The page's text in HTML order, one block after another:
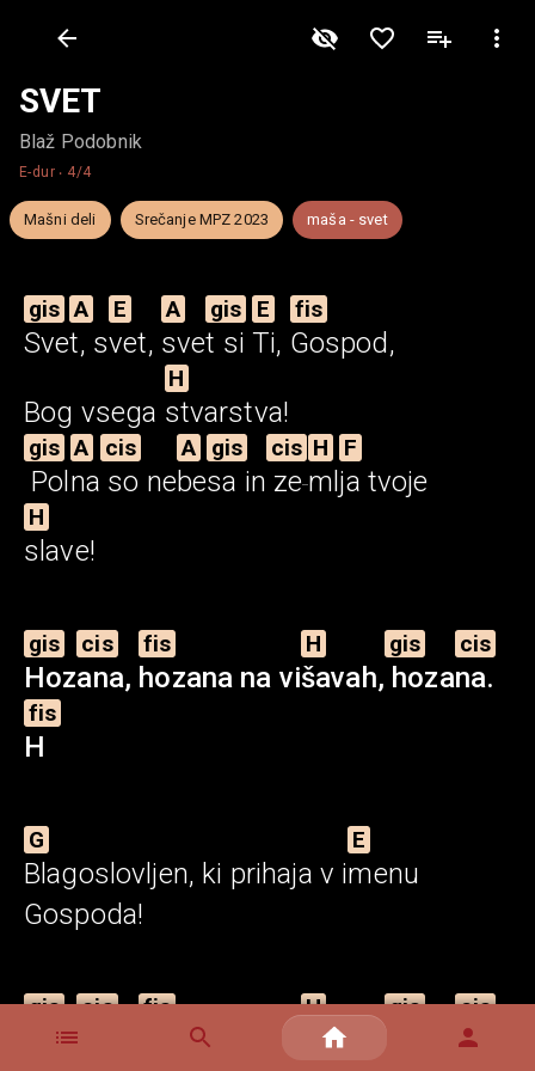
SVET
Blaž Podobnik
E-dur ‧ 4/4
Mašni deli Srečanje MPZ 2023 maša - svet
gis
Sve
A
t, s
E
vet,
A
sve
gis
t si
E
Ti,
fis
Gospod,
Bog vsega
H
stvarstva!
gis
Pol
A
na
cis
so ne
A
be
gis
sa in
cis
ze
H
ml
F
ja tvoje
H
slave!
gis
Hoz
cis
ana,
fis
hozana na vi
H
šavah,
gis
hoza
cis
na.
fis
H
G
Blagoslovljen, ki prihaja v i
E
menu
Gospoda!
gis
Hoz
cis
ana,
fis
hozana vi
H
šavah,
gis cis
na.